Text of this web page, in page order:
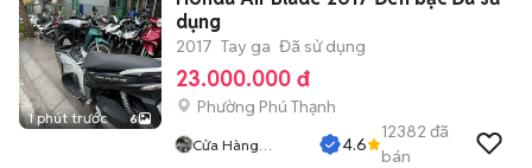
1 phút trước 6
dụng
2017 Tay ga Đã sử dụng
23.000.000 đ
Phường Phú Thạnh
Cửa Hàng
4.6
12382 đã
bán